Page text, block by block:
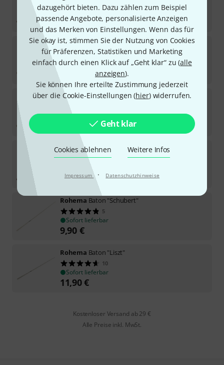
dazugehört bieten. Dazu zählen zum Beispiel
passende Angebote, personalisierte Anzeigen
und das Merken von Einstellungen. Wenn das für
Sie okay ist, stimmen Sie der Nutzung von Cookies
für Präferenzen, Statistiken und Marketing
einfach durch einen Klick auf „Geht klar“ zu (alle
anzeigen).
Sie können Ihre erteilte Zustimmung jederzeit
über die Cookie-Einstellungen (hier) widerrufen.
Geht klar
Cookies ablehnen Weitere Infos
Impressum · Datenschutzhinweise
Sofort lieferbar
15,90€
RohemaBaton "Purcell"
3
Sofort lieferbar
Rohema Baton "Chopin"
Sofort lieferbar
Rohema Baton "Weber"
3
Sofort lieferbar
19,90€
Rohema Baton "Schubert"
5
Sofort lieferbar
9,90 €
Rohema Baton "Liszt"
10
Sofort lieferbar
11,90€
Kostenloser Versand ab 29 €
Alle Preise inkl. MwSt.